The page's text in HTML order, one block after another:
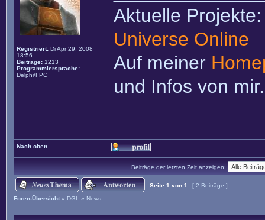
Registriert: Di Apr 29, 2008
18:56
Beiträge: 1213
Programmiersprache:
Delphi/FPC
Aktuelle
Universe Online
Auf meiner
und Infos von mir.
Nach oben
Beiträge der letzten Zeit anzeigen:
Seite 1 von 1
[ 2 Beiträge ]
Foren-Übersicht » DGL » News